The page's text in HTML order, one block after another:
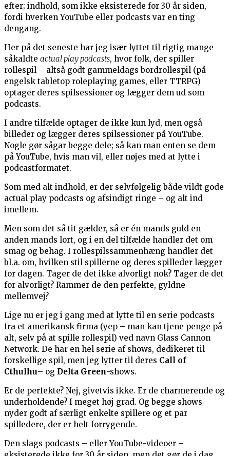
efter; indhold, som ikke eksisterede for 30 år siden,
fordi hverken YouTube eller podcasts var en ting
dengang.
Her på det seneste har jeg især lyttet til rigtig mange
såkaldte actual play podcasts, hvor folk, der spiller
rollespil – altså godt gammeldags bordrollespil (på
engelsk tabletop roleplaying games, eller TTRPG)
optager deres spilsessioner og lægger dem ud som
podcasts.
I andre tilfælde optager de ikke kun lyd, men også
billeder og lægger deres spilsessioner på YouTube.
Nogle gør sågar begge dele; så kan man enten se dem
på YouTube, hvis man vil, eller nøjes med at lytte i
podcastformatet.
Som med alt indhold, er der selvfølgelig både vildt gode
actual play podcasts og afsindigt ringe – og alt ind
imellem.
Men som det så tit gælder, så er én mands guld en
anden mands lort, og i en del tilfælde handler det om
smag og behag. I rollespilssammenhæng handler det
bl.a. om, hvilken stil spillerne og deres spilleder lægger
for dagen. Tager de det ikke alvorligt nok? Tager de det
for alvorligt? Rammer de den perfekte, gyldne
mellemvej?
Lige nu er jeg i gang med at lytte til en serie podcasts
fra et amerikansk firma (yep – man kan tjene penge på
alt, selv på at spille rollespil) ved navn Glass Cannon
Network. De har en hel serie af shows, dedikeret til
forskellige spil, men jeg lytter til deres Call of
Cthulhu– og Delta Green-shows.
Er de perfekte? Nej, givetvis ikke. Er de charmerende og
underholdende? I meget høj grad. Og begge shows
nyder godt af særligt enkelte spillere og et par
spilledere, der er helt forrygende.
Den slags podcasts – eller YouTube-videoer –